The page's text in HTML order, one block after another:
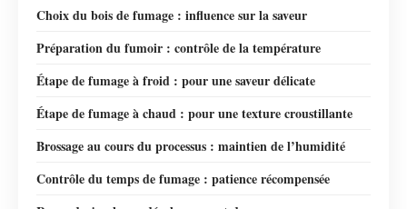
Choix du bois de fumage : influence sur la saveur
Préparation du fumoir : contrôle de la température
Étape de fumage à froid : pour une saveur délicate
Étape de fumage à chaud : pour une texture croustillante
Brossage au cours du processus : maintien de l’humidité
Contrôle du temps de fumage : patience récompensée